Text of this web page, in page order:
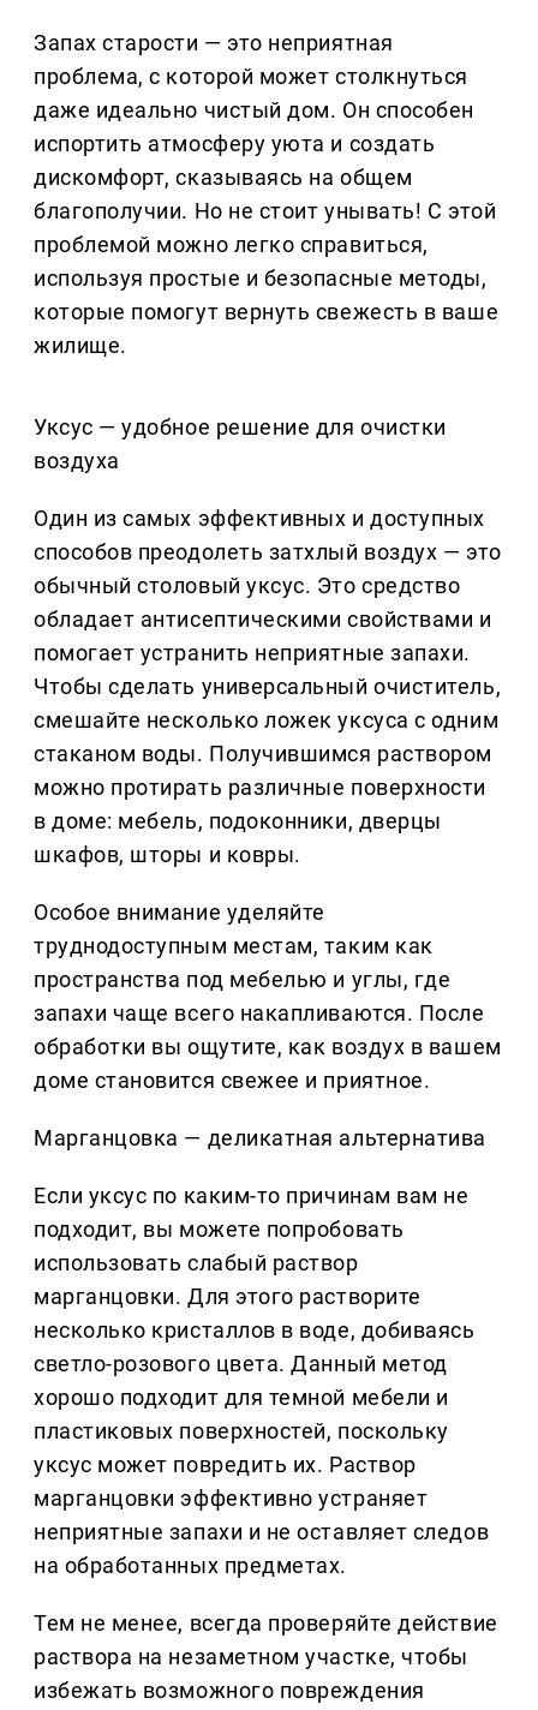
Запах старости — это неприятная
проблема, с которой может столкнуться
даже идеально чистый дом. Он способен
испортить атмосферу уюта и создать
дискомфорт, сказываясь на общем
благополучии. Но не стоит унывать! С этой
проблемой можно легко справиться,
используя простые и безопасные методы,
которые помогут вернуть свежесть в ваше
жилище.
Уксус — удобное решение для очистки
воздуха
Один из самых эффективных и доступных
способов преодолеть затхлый воздух — это
обычный столовый уксус. Это средство
обладает антисептическими свойствами и
помогает устранить неприятные запахи.
Чтобы сделать универсальный очиститель,
смешайте несколько ложек уксуса с одним
стаканом воды. Получившимся раствором
можно протирать различные поверхности
в доме: мебель, подоконники, дверцы
шкафов, шторы и ковры.
Особое внимание уделяйте
труднодоступным местам, таким как
пространства под мебелью и углы, где
запахи чаще всего накапливаются. После
обработки вы ощутите, как воздух в вашем
доме становится свежее и приятное.
Марганцовка — деликатная альтернатива
Если уксус по каким-то причинам вам не
подходит, вы можете попробовать
использовать слабый раствор
марганцовки. Для этого растворите
несколько кристаллов в воде, добиваясь
светло-розового цвета. Данный метод
хорошо подходит для темной мебели и
пластиковых поверхностей, поскольку
уксус может повредить их. Раствор
марганцовки эффективно устраняет
неприятные запахи и не оставляет следов
на обработанных предметах.
Тем не менее, всегда проверяйте действие
раствора на незаметном участке, чтобы
избежать возможного повреждения